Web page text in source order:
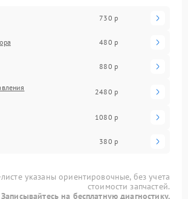
730 р
480 р
880 р
2480 р
1080 р
380 р
указаны ориентировочные, без учета
стоимости запчастей.
Записывайтесь на бесплатную диагностику.